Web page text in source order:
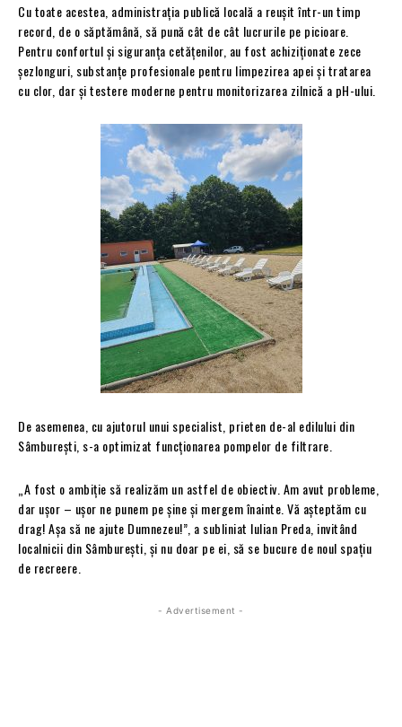
Cu toate acestea, administrația publică locală a reușit într-un timp
record, de o săptămână, să pună cât de cât lucrurile pe picioare.
Pentru confortul și siguranța cetățenilor, au fost achiziționate zece
șezlonguri, substanțe profesionale pentru limpezirea apei și tratarea
cu clor, dar și testere moderne pentru monitorizarea zilnică a pH-ului.
De asemenea, cu ajutorul unui specialist, prieten de-al edilului din
Sâmburești, s-a optimizat funcționarea pompelor de filtrare.
„A fost o ambiție să realizăm un astfel de obiectiv. Am avut probleme,
dar ușor – ușor ne punem pe șine și mergem înainte. Vă așteptăm cu
drag! Așa să ne ajute Dumnezeu!”, a subliniat Iulian Preda, invitând
localnicii din Sâmburești, și nu doar pe ei, să se bucure de noul spațiu
de recreere.
- Advertisement -